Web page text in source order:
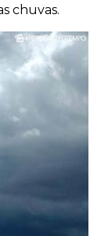
chuvas.